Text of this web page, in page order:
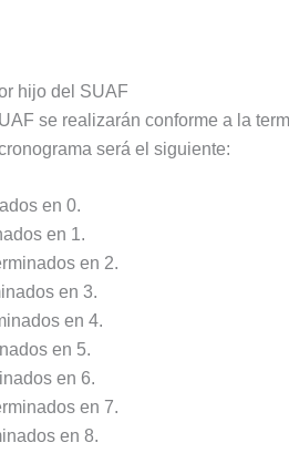
hijo del SUAF
se realizarán conforme a la
será el siguiente:
en 0.
en 1.
en 2.
en 3.
en 4.
en 5.
en 6.
en 7.
en 8.